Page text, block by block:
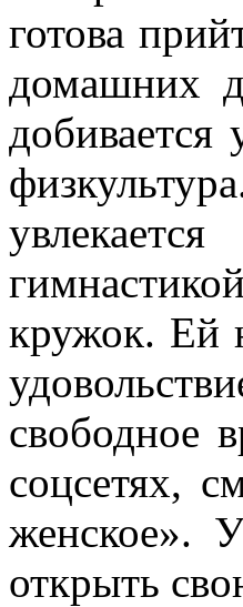
готова
домашних
добивается
кружок. Ей
свободное
соцсетях,
женское».
открыть